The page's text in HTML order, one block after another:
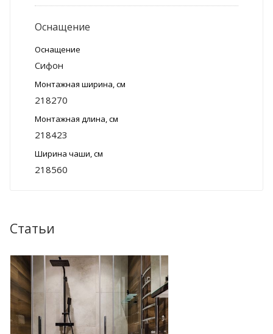
Оснащение
Оснащение
Сифон
Монтажная ширина, см
218270
Монтажная длина, см
218423
Ширина чаши, см
218560
Статьи